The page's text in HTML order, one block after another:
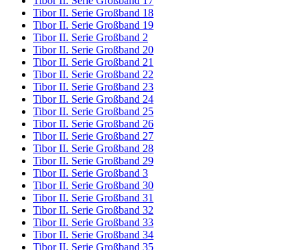
Tibor II. Serie Großband 18
Tibor II. Serie Großband 19
Tibor II. Serie Großband 2
Tibor II. Serie Großband 20
Tibor II. Serie Großband 21
Tibor II. Serie Großband 22
Tibor II. Serie Großband 23
Tibor II. Serie Großband 24
Tibor II. Serie Großband 25
Tibor II. Serie Großband 26
Tibor II. Serie Großband 27
Tibor II. Serie Großband 28
Tibor II. Serie Großband 29
Tibor II. Serie Großband 3
Tibor II. Serie Großband 30
Tibor II. Serie Großband 31
Tibor II. Serie Großband 32
Tibor II. Serie Großband 33
Tibor II. Serie Großband 34
Tibor II. Serie Großband 35